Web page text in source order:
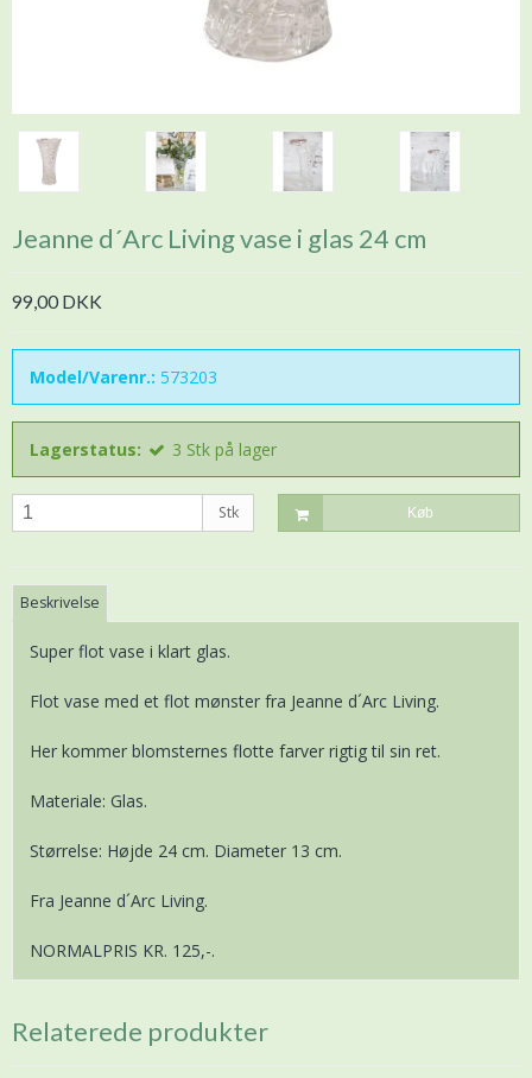
Jeanne d´Arc Living vase i glas 24 cm
99,00 DKK
Model/Varenr.: 573203
Lagerstatus: 3 Stk på lager
Stk Køb
Beskrivelse
Super flot vase i klart glas.
Flot vase med et flot mønster fra Jeanne d´Arc Living.
Her kommer blomsternes flotte farver rigtig til sin ret.
Materiale: Glas.
Størrelse: Højde 24 cm. Diameter 13 cm.
Fra Jeanne d´Arc Living.
NORMALPRIS KR. 125,-.
Relaterede produkter